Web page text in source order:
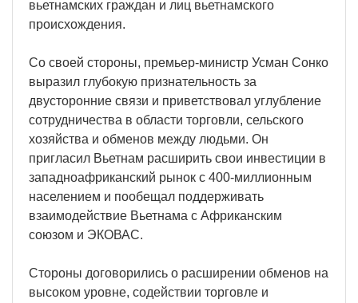
вьетнамских граждан и лиц вьетнамского
происхождения.
Со своей стороны, премьер-министр Усман Сонко
выразил глубокую признательность за
двусторонние связи и приветствовал углубление
сотрудничества в области торговли, сельского
хозяйства и обменов между людьми. Он
пригласил Вьетнам расширить свои инвестиции в
западноафриканский рынок с 400-миллионным
населением и пообещал поддерживать
взаимодействие Вьетнама с Африканским
союзом и ЭКОВАС.
Стороны договорились о расширении обменов на
высоком уровне, содействии торговле и